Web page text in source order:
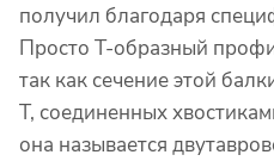
получил благодаря
Просто Т-образный
так как сечение этой
Т, соединенных
она называется